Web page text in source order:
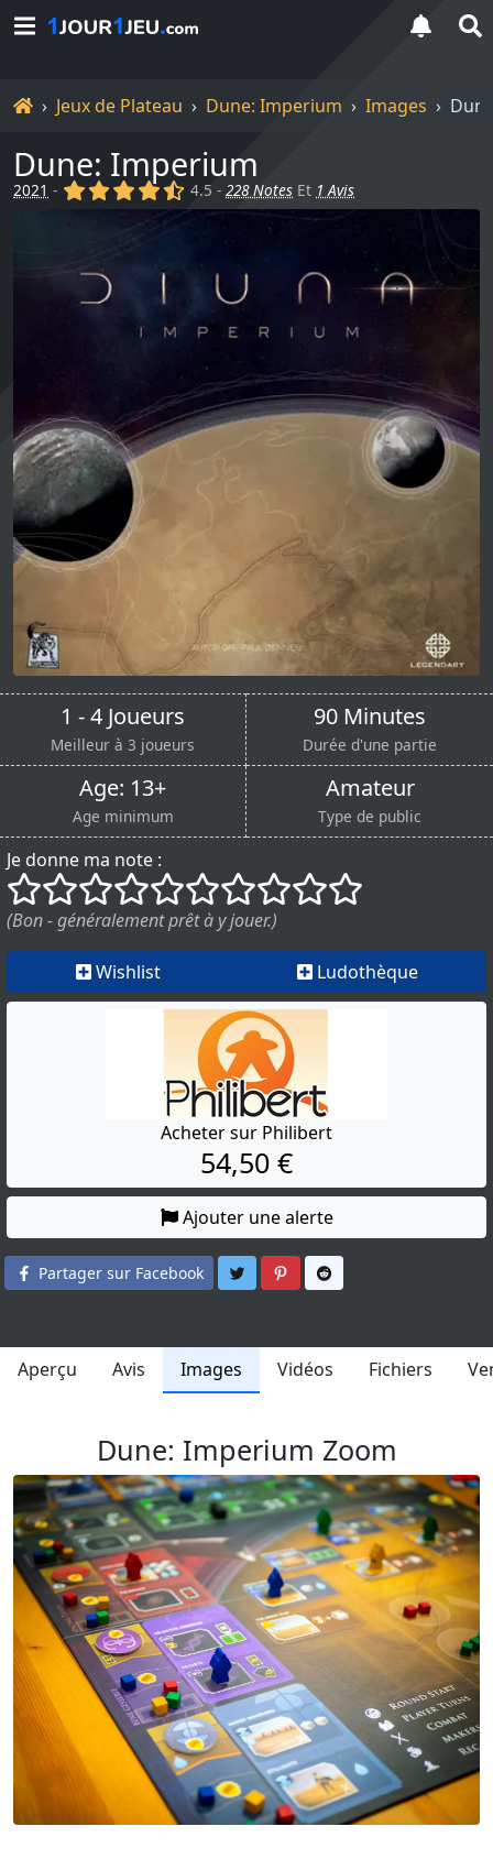
Accueil
Jeux de Plateau Dune: Imperium Images
Dune: Imperium
2021 - (x) (x) (x) (x) (,)
4.5 -228 Notes Et 1 Avis
1 - 4 Joueurs
Meilleur à 3 joueurs
90 Minutes
Durée d'une partie
Age: 13+
Age minimum
Amateur
Type de public
Je donne ma note :
()
() () () () () () () ()
()
(Bon - généralement prêt à y jouer.)
Wishlist Ludothèque
Acheter sur Philibert
54,50 €
Ajouter une alerte
Partager sur Facebook Partager sur Twitter
Partager sur Pinterest
Aperçu Avis Images Vidéos Fichiers
Dune: Imperium Zoom